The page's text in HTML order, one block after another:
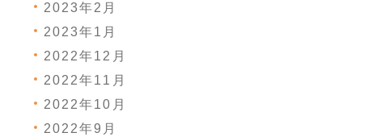
2023年2月
2023年1月
2022年12月
2022年11月
2022年10月
2022年9月